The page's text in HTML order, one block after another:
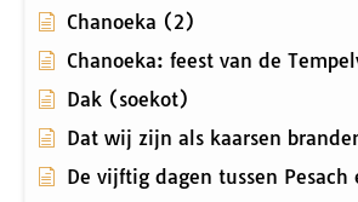
Chanoeka (2)
Chanoeka: feest van de
Dak (soekot)
Dat wij zijn als kaarsen
De vijftig dagen tussen Pesach